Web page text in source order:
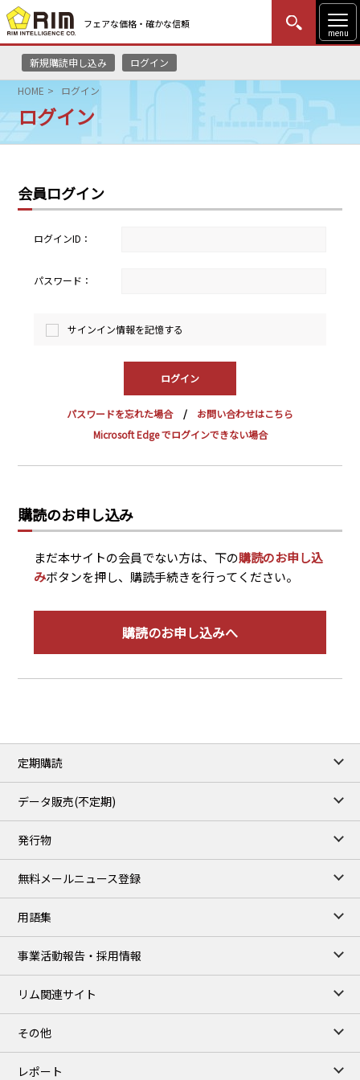
フェアな価格・確かな信頼
menu
新規購読申し込み ログイン
MENU
はじめての方
HOME
リムレポート
メソドロジー
研修・セミナー
採用情報
English Website
瑞姆亜太能源諮問(北京)
HOME ログイン
ログイン
会員ログイン
ログインID：
パスワード：
サインイン情報を記憶する
パスワードを忘れた場合
お問い合わせはこちら
Microsoft Edge でログインできない場合
購読のお申し込み
まだ本サイトの会員でない方は、下の購読のお申し込
みボタンを押し、購読手続きを行ってください。
購読のお申し込みへ
定期購読
データ販売(不定期)
発行物
無料メールニュース登録
用語集
事業活動報告・採用情報
リム関連サイト
その他
レポート